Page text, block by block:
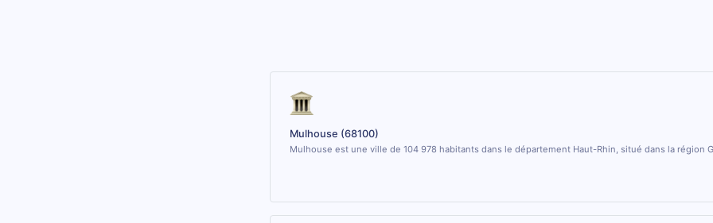
Mulhouse (68100)
Mulhouse est une ville de 104 978 habitants dans le département Haut-Rhin, situé dans la région